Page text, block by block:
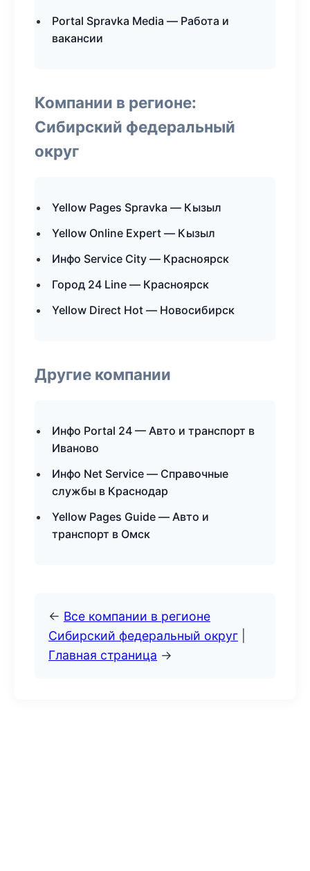
Portal Spravka Media — Работа и
вакансии
Компании в регионе:
Сибирский федеральный
округ
Yellow Pages Spravka — Кызыл
Yellow Online Expert — Кызыл
Инфо Service City — Красноярск
Город 24 Line — Красноярск
Yellow Direct Hot — Новосибирск
Другие компании
Инфо Portal 24 — Авто и транспорт в
Иваново
Инфо Net Service — Справочные
службы в Краснодар
Yellow Pages Guide — Авто и
транспорт в Омск
← Все компании в регионе
Сибирский федеральный округ
Главная страница →